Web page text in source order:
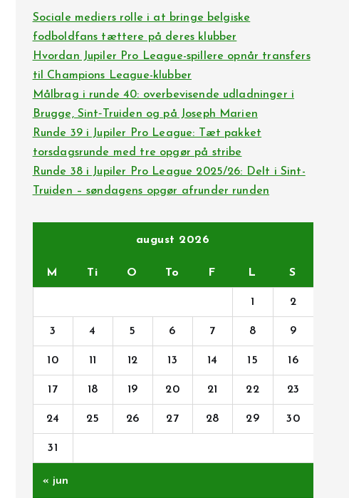
Sociale mediers rolle i at bringe belgiske
fodboldfans tættere på deres klubber
Hvordan Jupiler Pro League-spillere opnår transfers
til Champions League-klubber
Målbrag i runde 40: overbevisende udladninger i
Brugge, Sint‑Truiden og på Joseph Marien
Runde 39 i Jupiler Pro League: Tæt pakket
torsdagsrunde med tre opgør på stribe
Runde 38 i Jupiler Pro League 2025/26: Delt i Sint-
Truiden – søndagens opgør afrunder runden
august 2026
M Ti O To F L S
1 2
3 4 5 6 7 8 9
10 11 12 13 14 15 16
17 18 19 20 21 22 23
24 25 26 27 28 29 30
31
« jun